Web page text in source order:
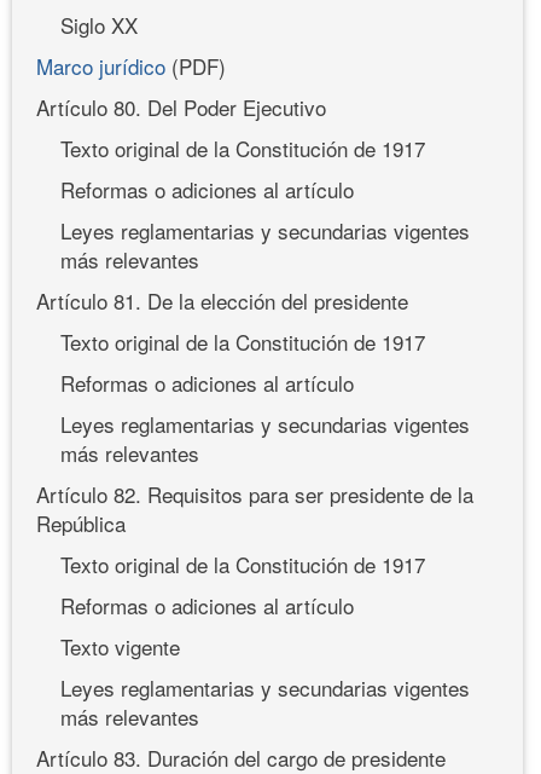
Siglo XX
Marco jurídico (PDF)
Artículo 80. Del Poder Ejecutivo
Texto original de la Constitución de 1917
Reformas o adiciones al artículo
Leyes reglamentarias y secundarias vigentes
más relevantes
Artículo 81. De la elección del presidente
Texto original de la Constitución de 1917
Reformas o adiciones al artículo
Leyes reglamentarias y secundarias vigentes
más relevantes
Artículo 82. Requisitos para ser presidente de la
República
Texto original de la Constitución de 1917
Reformas o adiciones al artículo
Texto vigente
Leyes reglamentarias y secundarias vigentes
más relevantes
Artículo 83. Duración del cargo de presidente